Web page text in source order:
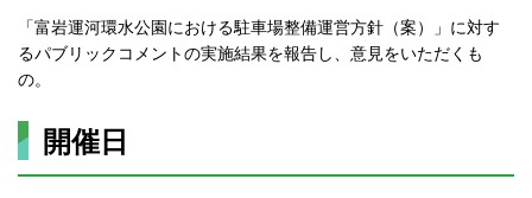
「富岩運河環水公園における駐車場整備運営方針（案）」に対す
るパブリックコメントの実施結果を報告し、意見をいただくも
の。
開催日